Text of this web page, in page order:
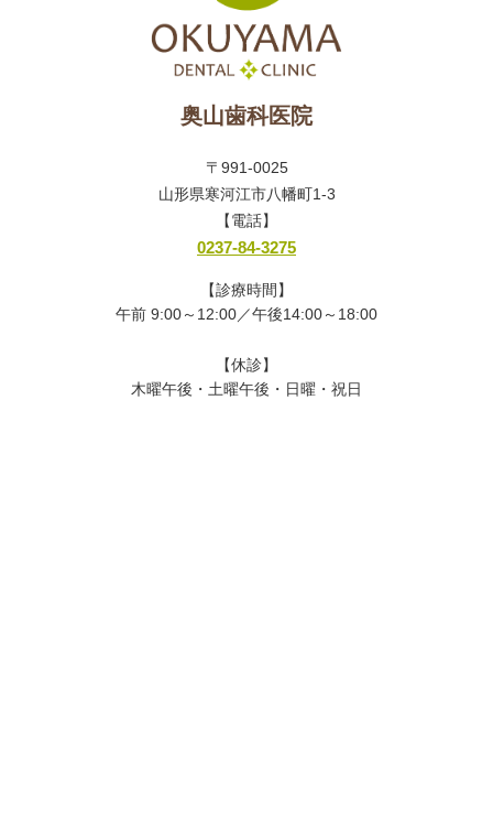
奥山歯科医院
〒991-0025
山形県寒河江市八幡町1-3
【電話】
0237-84-3275
【診療時間】
午前 9:00～12:00／午後14:00～18:00
【休診】
木曜午後・土曜午後・日曜・祝日